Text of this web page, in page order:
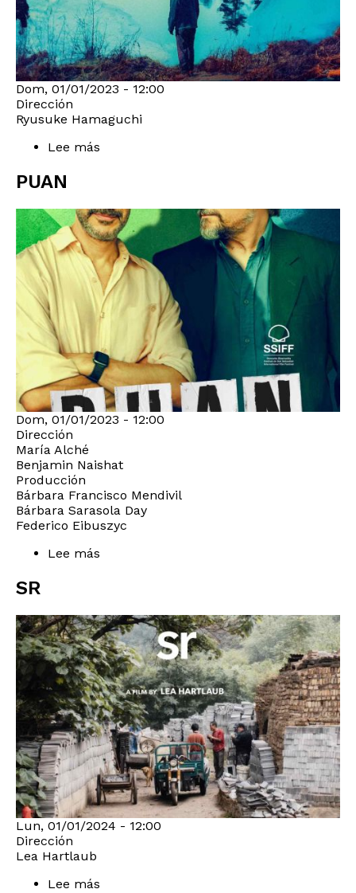
Dom, 01/01/2023 - 12:00
Dirección
Ryusuke Hamaguchi
Lee más
EXIST
PUAN
Dom, 01/01/2023 - 12:00
Dirección
María Alché
Benjamin Naishat
Producción
Bárbara Francisco Mendivil
Bárbara Sarasola Day
Federico Eibuszyc
Lee más
SR
Lun, 01/01/2024 - 12:00
Dirección
Lea Hartlaub
Lee más